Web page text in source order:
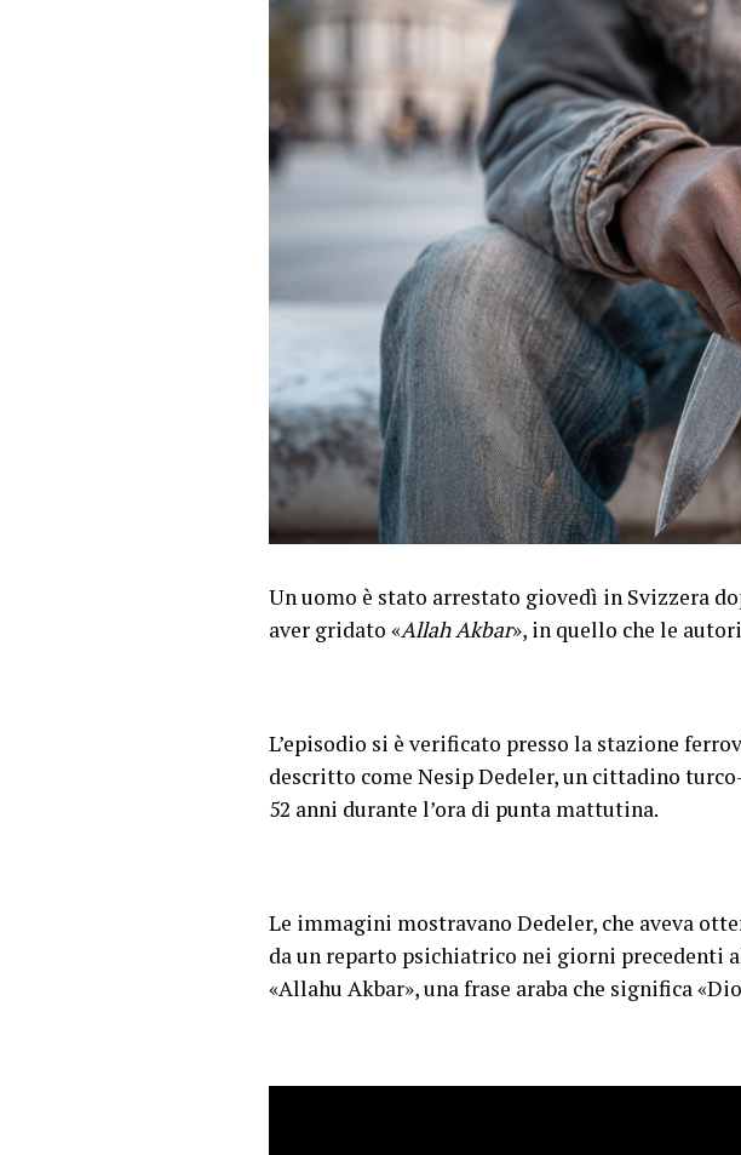
Un uomo è stato arrestato giovedì in Svizzera
aver gridato «Allah Akbar», in quello che le
L’episodio si è verificato presso la stazione
descritto come Nesip Dedeler, un cittadino
52 anni durante l’ora di punta mattutina.
Le immagini mostravano Dedeler, che aveva
da un reparto psichiatrico nei giorni precedenti
«Allahu Akbar», una frase araba che significa